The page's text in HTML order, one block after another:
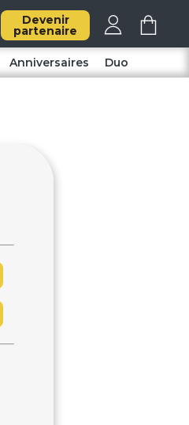
Devenir
partenaire
Anniversaires Duo